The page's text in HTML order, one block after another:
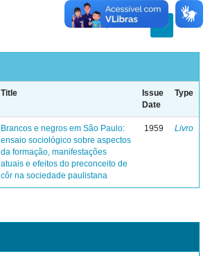
previous 1 next
Title
Issue
Date
Type
Brancos e negros em São Paulo:
ensaio sociológico sobre aspectos
da formação, manifestações
atuais e efeitos do preconceito de
côr na sociedade paulistana
1959 Livro